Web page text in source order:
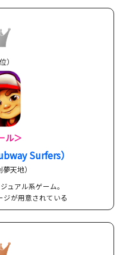
）
ル＞
Surfers）
天地）
ュアル系ゲーム。
が用意されている